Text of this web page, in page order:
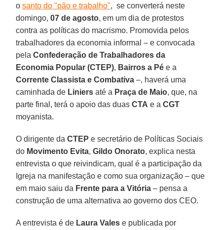
osanto do "pão e trabalho", se converterá neste
domingo,07 de agosto, em um dia de protestos
contra as políticas do macrismo. Promovida pelos
trabalhadores da economia informal – e convocada
pelaConfederação de Trabalhadores da
Economia Popular (CTEP), Bairros a Pé e a
Corrente Classista e Combativa –, haverá uma
caminhada de Liniers até a Praça de Maio, que, na
parte final, terá o apoio das duasCTA e aCGT
moyanista.
O dirigente daCTEP e secretário de Políticas Sociais
do Movimento Evita,Gildo Onorato, explica nesta
entrevista o que reivindicam, qual é a participação da
Igreja na manifestação e como sua organização – que
em maio saiu da Frente para a Vitória – pensa a
construção de uma alternativa ao governo dos CEO.
A entrevista é de Laura Vales e publicada por